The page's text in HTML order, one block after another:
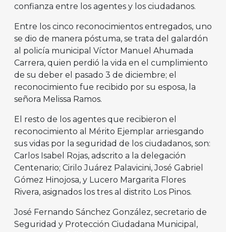
confianza entre los agentes y los ciudadanos.
Entre los cinco reconocimientos entregados, uno
se dio de manera póstuma, se trata del galardón
al policía municipal Víctor Manuel Ahumada
Carrera, quien perdió la vida en el cumplimiento
de su deber el pasado 3 de diciembre; el
reconocimiento fue recibido por su esposa, la
señora Melissa Ramos.
El resto de los agentes que recibieron el
reconocimiento al Mérito Ejemplar arriesgando
sus vidas por la seguridad de los ciudadanos, son:
Carlos Isabel Rojas, adscrito a la delegación
Centenario; Cirilo Juárez Palavicini, José Gabriel
Gómez Hinojosa, y Lucero Margarita Flores
Rivera, asignados los tres al distrito Los Pinos.
José Fernando Sánchez González, secretario de
Seguridad y Protección Ciudadana Municipal,